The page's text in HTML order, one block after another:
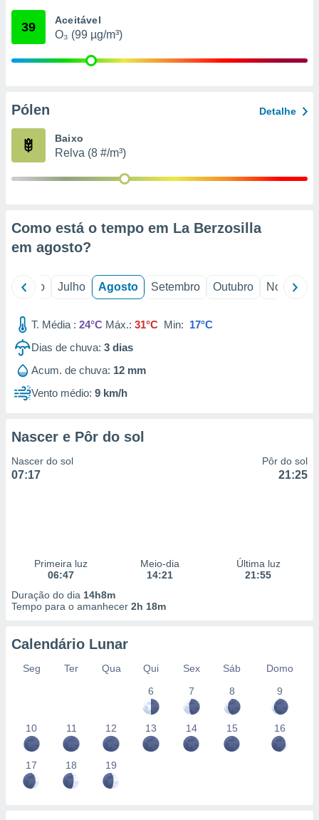
através
estudos
1199
39 Aceitável
O₃ (99 µg/m³)
Pólen Detalhe
Baixo
Relva (8 #/m³)
Como está o tempo em La Berzosilla
em agosto?
Junho Julho Agosto Setembro Outubro Novembro
T. Média : 24°C Máx.: 31°C Min: 17°C
Dias de chuva: 3 dias
Acum. de chuva: 12 mm
Vento médio: 9 km/h
Nascer e Pôr do sol
Nascer do sol
07:17
Pôr do sol
21:25
Primeira luz
06:47
Meio-dia
14:21
Última luz
21:55
Duração do dia 14h8m
Tempo para o amanhecer 2h 18m
Calendário Lunar
Seg Ter Qua Qui Sex Sáb
Domo
6
7 8 9
10 11 12 13 14 15 16
17 18 19